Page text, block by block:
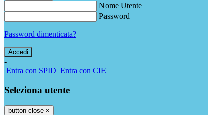
Nome Utente
Password
Password dimenticata?
-
Entra con SPID Entra con CIE
Seleziona utente
button close ×